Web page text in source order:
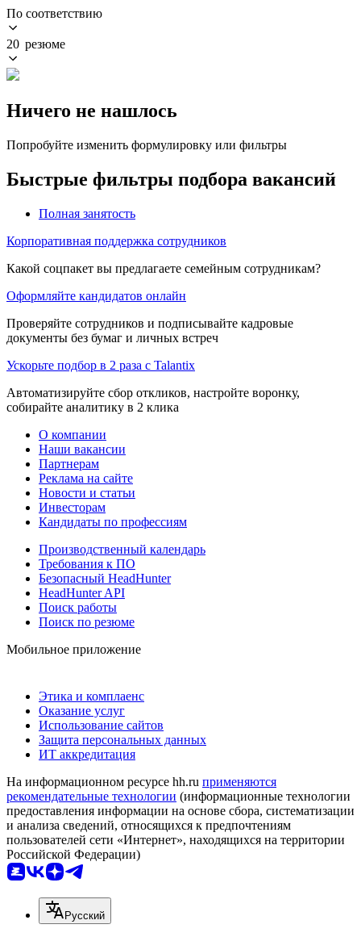
По соответствию
20 резюме
Ничего не нашлось
Попробуйте изменить формулировку или фильтры
Быстрые фильтры подбора вакансий
Полная занятость
Корпоративная поддержка сотрудников
Какой соцпакет вы предлагаете семейным сотрудникам?
Оформляйте кандидатов онлайн
Проверяйте сотрудников и подписывайте кадровые
документы без бумаг и личных встреч
Ускорьте подбор в 2 раза с Talantix
Автоматизируйте сбор откликов, настройте воронку,
собирайте аналитику в 2 клика
О компании
Наши вакансии
Партнерам
Реклама на сайте
Новости и статьи
Инвесторам
Кандидаты по профессиям
Производственный календарь
Требования к ПО
Безопасный HeadHunter
HeadHunter API
Поиск работы
Поиск по резюме
Мобильное приложение
Этика и комплаенс
Оказание услуг
Использование сайтов
Защита персональных данных
ИТ аккредитация
На информационном ресурсе hh.ru применяются
рекомендательные технологии (информационные технологии
предоставления информации на основе сбора, систематизации
и анализа сведений, относящихся к предпочтениям
пользователей сети «Интернет», находящихся на территории
Российской Федерации)
Русский